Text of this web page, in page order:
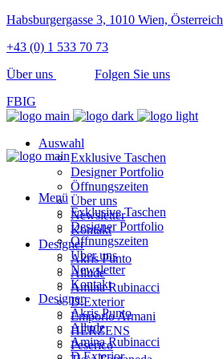
Habsburgergasse 3, 1010 Wien, Österreich
+43 (0) 1 533 70 73
Über uns
Folgen Sie uns
FBIG
Auswahl
Exklusive Taschen
Designer Portfolio
Öffnungszeiten
Über uns
Newsletter
Kontakt
Designer
Akris Punto
Allude
Amina Rubinacci
D.Exterior
Emporio Armani
HERZENS
Peserico
Menü
Exklusive Taschen
Designer Portfolio
Öffnungszeiten
Über uns
Newsletter
Kontakt
Designer
Akris Punto
Allude
Amina Rubinacci
D.Exterior